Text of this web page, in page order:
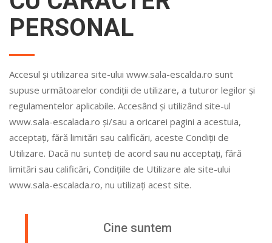
PERSONAL
Accesul și utilizarea site-ului www.sala-escalda.ro sunt
supuse următoarelor condiții de utilizare, a tuturor legilor și
regulamentelor aplicabile. Accesând și utilizând site-ul
www.sala-escalada.ro și/sau a oricarei pagini a acestuia,
acceptați, fără limitări sau calificări, aceste Condiții de
Utilizare. Dacă nu sunteți de acord sau nu acceptați, fără
limitări sau calificări, Condițiile de Utilizare ale site-ului
www.sala-escalada.ro, nu utilizați acest site.
Cine suntem